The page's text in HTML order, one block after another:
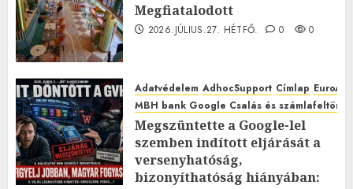
Megfiatalodott
2026.JÚLIUS.27. HÉTFŐ. 0 0
Adatvédelem AdhocSupport Címlap
MBH bank Google Csalás és
Megszüntette a Google-lel
szemben indított eljárását a
versenyhatóság,
bizonyíthatóság hiányában: